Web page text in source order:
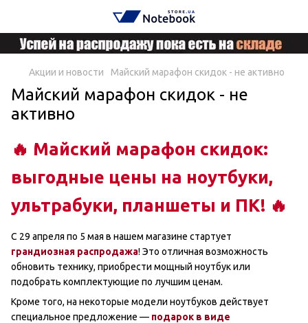
Акции и новости Майский марафон скидок - не активно
Майский марафон скидок - не
активно
🔥 Майский марафон скидок:
выгодные цены на ноутбуки,
ультрабуки, планшеты и ПК! 🔥
С 29 апреля по 5 мая в нашем магазине стартует
грандиозная распродажа! Это отличная возможность
обновить технику, приобрести мощный ноутбук или
подобрать комплектующие по лучшим ценам.
Кроме того, на некоторые модели ноутбуков действует
специальное предложение — подарок в виде